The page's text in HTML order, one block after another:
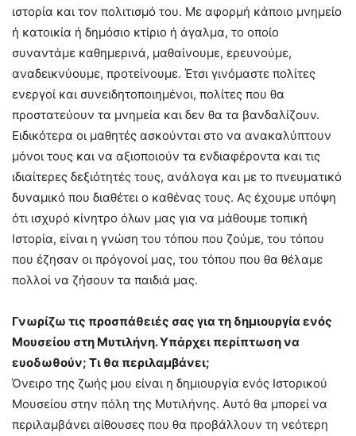
ιστορία και τον πολιτισμό του. Με αφορμή κάποιο μνημείο
ή κατοικία ή δημόσιο κτίριο ή άγαλμα, το οποίο
συναντάμε καθημερινά, μαθαίνουμε, ερευνούμε,
αναδεικνύουμε, προτείνουμε. Έτσι γινόμαστε πολίτες
ενεργοί και συνειδητοποιημένοι, πολίτες που θα
προστατεύουν τα μνημεία και δεν θα τα βανδαλίζουν.
Ειδικότερα οι μαθητές ασκούνται στο να ανακαλύπτουν
μόνοι τους και να αξιοποιούν τα ενδιαφέροντα και τις
ιδιαίτερες δεξιότητές τους, ανάλογα και με το πνευματικό
δυναμικό που διαθέτει ο καθένας τους. Ας έχουμε υπόψη
ότι ισχυρό κίνητρο όλων μας για να μάθουμε τοπική
Ιστορία, είναι η γνώση του τόπου που ζούμε, του τόπου
που έζησαν οι πρόγονοί μας, του τόπου που θα θέλαμε
πολλοί να ζήσουν τα παιδιά μας.
Γνωρίζω τις προσπάθειές σας για τη δημιουργία ενός
Μουσείου στη Μυτιλήνη. Υπάρχει περίπτωση να
ευοδωθούν; Τι θα περιλαμβάνει;
Όνειρο της ζωής μου είναι η δημιουργία ενός Ιστορικού
Μουσείου στην πόλη της Μυτιλήνης. Αυτό θα μπορεί να
περιλαμβάνει αίθουσες που θα προβάλλουν τη νεότερη